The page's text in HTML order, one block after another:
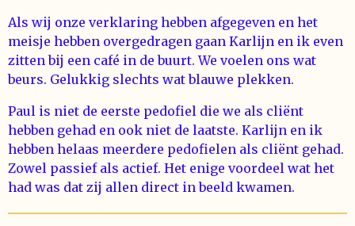
Als wij onze verklaring hebben afgegeven en het
meisje hebben overgedragen gaan Karlijn en ik even
zitten bij een café in de buurt. We voelen ons wat
beurs. Gelukkig slechts wat blauwe plekken.
Paul is niet de eerste pedofiel die we als cliënt
hebben gehad en ook niet de laatste. Karlijn en ik
hebben helaas meerdere pedofielen als cliënt gehad.
Zowel passief als actief. Het enige voordeel wat het
had was dat zij allen direct in beeld kwamen.